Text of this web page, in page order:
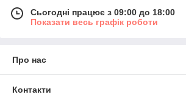
Сьогодні працює з 09:00 до 18:00
Показати весь графік роботи
Про нас
Контакти